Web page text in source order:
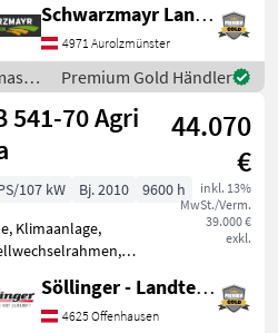
in
40 km/h, Abgasstufe:
V,
Schwarzmayr Landtechnik GmbH - Aurolzmünster
4971 Aurolzmünster
Premium Gold Händler
541-70 Agri
44.070
€
inkl. 13%
MwSt./Verm.
39.000 €
exkl.
107 kW Bj. 2010
9600 h
Klimaanlage,
Söllinger - Landtechnik GmbH
4625 Offenhausen